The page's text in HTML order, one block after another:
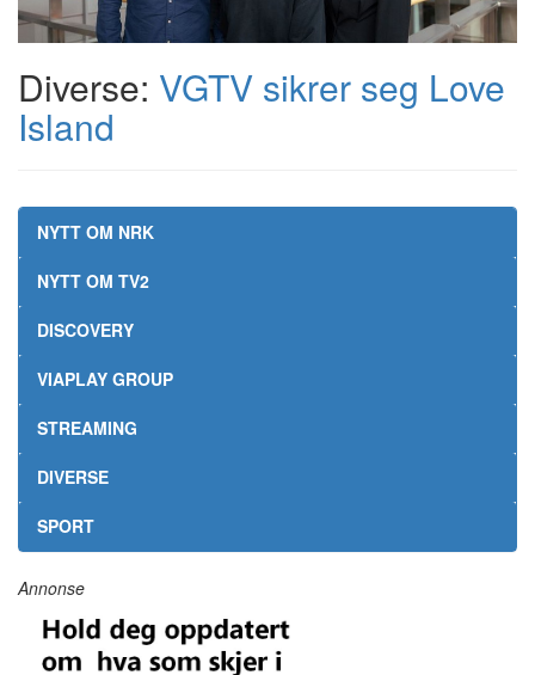
Diverse: VGTV sikrer seg Love
Island
NYTT OM NRK
NYTT OM TV2
DISCOVERY
VIAPLAY GROUP
STREAMING
DIVERSE
SPORT
Annonse